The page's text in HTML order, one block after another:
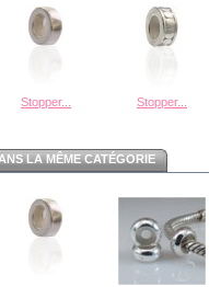
Stopper... Stopper...
LA MÊME CATÉGORIE